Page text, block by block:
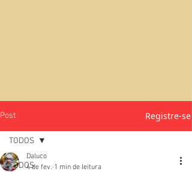
Post Registre-se
TODOS
TODOS
Daluco
4 de fev. 1 min de leitura